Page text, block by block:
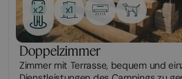
x2 x1
Doppelzimmer
Zimmer mit Terrasse, bequem und